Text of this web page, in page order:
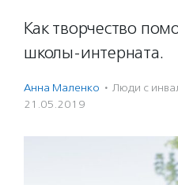
Как творчество
школы-интерната.
Анна Маленко · Люди с
21.05.2019